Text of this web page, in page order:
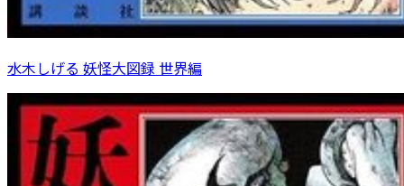
水木しげる 妖怪大図録 世界編